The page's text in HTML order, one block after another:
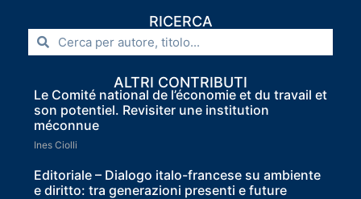
RICERCA
ALTRI CONTRIBUTI
Le Comité national de l’économie et du travail et
son potentiel. Revisiter une institution
méconnue
Ines Ciolli
Editoriale – Dialogo italo-francese su ambiente
e diritto: tra generazioni presenti e future